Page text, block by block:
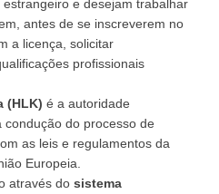
e desejam trabalhar
antes de se inscreverem no
a licença, solicitar
profissionais
(HLK)é a autoridade
do processo de
as leis e regulamentos da
Europeia.
através dosistema